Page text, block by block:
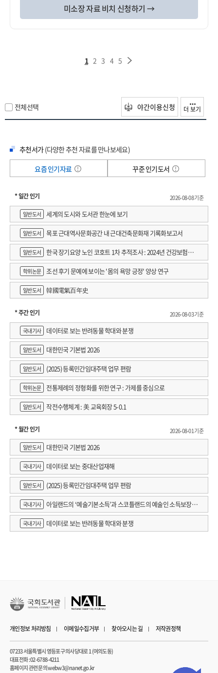
미소장 자료 비치 신청하기 →
1 2 3 4 5
전체선택 야간이용신청 더 보기
추천서가(다양한 추천 자료를 만나보세요)
요즘 인기자료
꾸준 인기도서
* 일간 인기
2026-08-08 기준
일반도서
세계의 도시와 도서관 한눈에 보기
일반도서 목포 근대역사문화공간 내 근대건축문화재 기록화보고서
일반도서
한국 장기요양 노인 코호트 1차 추적조사 : 2024년 건강보험연
구원 정규연구보고서
학위논문 조선 후기 문예에 보이는 '몸의 욕망 긍정' 양상 연구
일반도서 韓國電氣百年史
* 주간 인기
2026-08-03 기준
국내기사
데이터로 보는 반려동물 학대와 분쟁
일반도서 대한민국 기본법 2026
일반도서 (2025) 등록민간임대주택 업무 편람
학위논문 전통제례의 정형화를 위한 연구 : 가제를 중심으로
일반도서 작전수행체계 : 美 교육회장 5-0.1
* 월간 인기
2026-08-01 기준
일반도서
대한민국 기본법 2026
국내기사 데이터로 보는 중대산업재해
일반도서 (2025) 등록민간임대주택 업무 편람
국내기사
아일랜드의 ‘예술기본소득’과 스코틀랜드의 예술인 소득보장정
책 논의
국내기사 데이터로 보는 반려동물 학대와 분쟁
개인정보 처리방침 이메일수집거부 찾아오시는 길 저작권정책
07233 서울특별시 영등포구 의사당대로 1 (여의도동)
대표전화 : 02-6788-4211
홈페이지 관련 문의 webw3@nanet.go.kr